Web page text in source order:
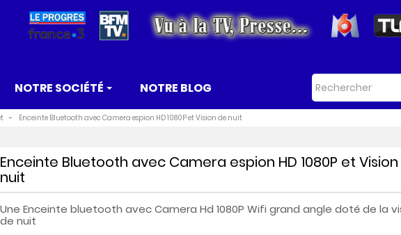
NOTRE SOCIÉTÉ NOTRE BLOG
Enceinte Bluetooth avec Camera espion HD 1080P et Vision de nuit
Enceinte Bluetooth avec Camera espion HD 1080P et
nuit
Une Enceinte bluetooth avec Camera Hd 1080P Wifi grand angle doté de la
de nuit